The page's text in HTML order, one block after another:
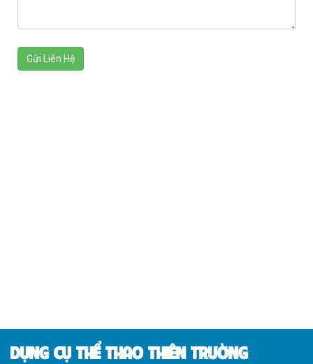
DỤNG CỤ THỂ THAO THIÊN TRƯỜNG